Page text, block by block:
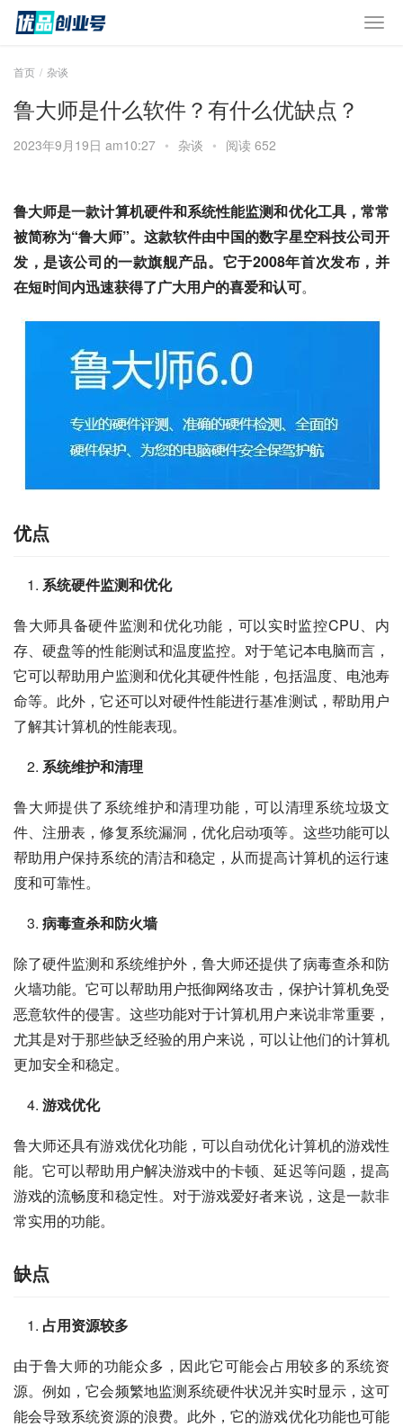
首页 杂谈
鲁大师是什么软件？有什么优缺点？
2023年9月19日 am10:27 • 杂谈 • 阅读 652
鲁大师是一款计算机硬件和系统性能监测和优化工具，常常
被简称为“鲁大师”。这款软件由中国的数字星空科技公司开
发，是该公司的一款旗舰产品。它于2008年首次发布，并
在短时间内迅速获得了广大用户的喜爱和认可。
优点
系统硬件监测和优化
鲁大师具备硬件监测和优化功能，可以实时监控CPU、内
存、硬盘等的性能测试和温度监控。对于笔记本电脑而言，
它可以帮助用户监测和优化其硬件性能，包括温度、电池寿
命等。此外，它还可以对硬件性能进行基准测试，帮助用户
了解其计算机的性能表现。
系统维护和清理
鲁大师提供了系统维护和清理功能，可以清理系统垃圾文
件、注册表，修复系统漏洞，优化启动项等。这些功能可以
帮助用户保持系统的清洁和稳定，从而提高计算机的运行速
度和可靠性。
病毒查杀和防火墙
除了硬件监测和系统维护外，鲁大师还提供了病毒查杀和防
火墙功能。它可以帮助用户抵御网络攻击，保护计算机免受
恶意软件的侵害。这些功能对于计算机用户来说非常重要，
尤其是对于那些缺乏经验的用户来说，可以让他们的计算机
更加安全和稳定。
游戏优化
鲁大师还具有游戏优化功能，可以自动优化计算机的游戏性
能。它可以帮助用户解决游戏中的卡顿、延迟等问题，提高
游戏的流畅度和稳定性。对于游戏爱好者来说，这是一款非
常实用的功能。
缺点
占用资源较多
由于鲁大师的功能众多，因此它可能会占用较多的系统资
源。例如，它会频繁地监测系统硬件状况并实时显示，这可
能会导致系统资源的浪费。此外，它的游戏优化功能也可能